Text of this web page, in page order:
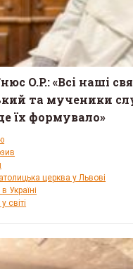
O.P.: «Всі наші
та мученики
їх формувало»
церква у Львові
Україні
світі